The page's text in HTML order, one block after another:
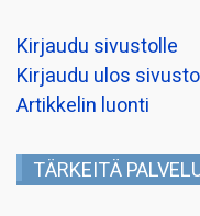
Kirjaudu sivustolle
Kirjaudu ulos
Artikkelin luonti
TÄRKEITÄ